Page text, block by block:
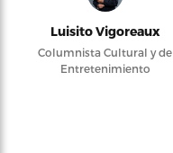
Luisito Vigoreaux
Columnista Cultural y de
Entretenimiento